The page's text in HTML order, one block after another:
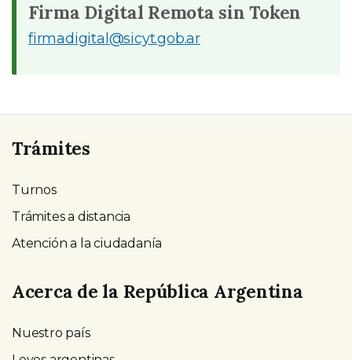
Firma Digital Remota sin Token
firmadigital@sicyt.gob.ar
Trámites
Turnos
Trámites a distancia
Atención a la ciudadanía
Acerca de la República Argentina
Nuestro país